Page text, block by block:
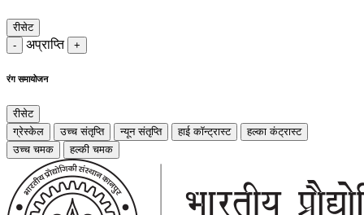
रीसेट
-
अप्राप्ति +
रंग समायोजन
रीसेट
ग्रेस्केल
उच्च संतृप्ति न्यून संतृप्ति हाई कॉन्ट्रास्ट
हल्का कंट्रास्ट
उच्च चमक
हल्की चमक